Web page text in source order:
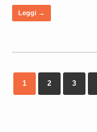
Leggi →
1 2 3